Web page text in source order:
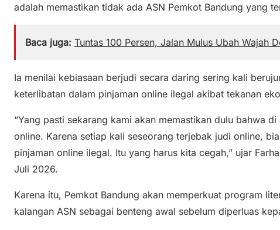
adalah memastikan tidak ada ASN Pemkot Bandung yang
Baca juga: Tuntas 100 Persen, Jalan Mulus Ubah Wajah
Ia menilai kebiasaan berjudi secara daring sering kali
keterlibatan dalam pinjaman online ilegal akibat tekanan
“Yang pasti sekarang kami akan memastikan dulu bahwa
online. Karena setiap kali seseorang terjebak judi online,
pinjaman online ilegal. Itu yang harus kita cegah,” ujar
Juli 2026.
Karena itu, Pemkot Bandung akan memperkuat program
kalangan ASN sebagai benteng awal sebelum diperluas